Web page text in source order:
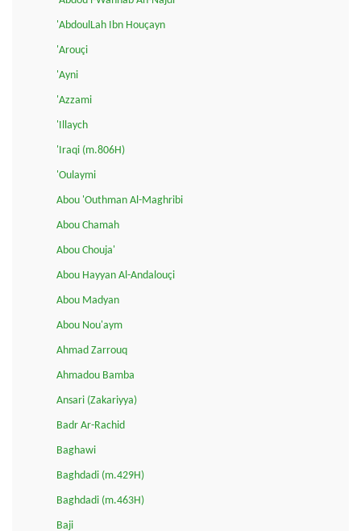
'AbdoulLah Ibn Houçayn
'Arouçi
'Ayni
'Azzami
'Illaych
'Iraqi (m.806H)
'Oulaymi
Abou 'Outhman Al-Maghribi
Abou Chamah
Abou Chouja'
Abou Hayyan Al-Andalouçi
Abou Madyan
Abou Nou'aym
Ahmad Zarrouq
Ahmadou Bamba
Ansari (Zakariyya)
Badr Ar-Rachid
Baghawi
Baghdadi (m.429H)
Baghdadi (m.463H)
Baji